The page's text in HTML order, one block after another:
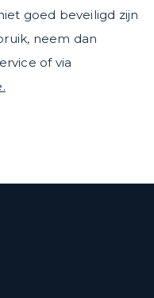
goed beveiligd zijn
neem dan
of via